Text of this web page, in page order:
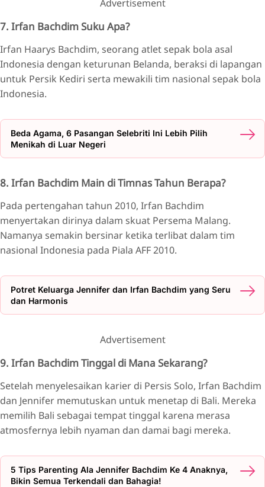
Advertisement
7. Irfan Bachdim Suku Apa?
Irfan Haarys Bachdim, seorang atlet sepak bola asal
Indonesia dengan keturunan Belanda, beraksi di lapangan
untuk Persik Kediri serta mewakili tim nasional sepak bola
Indonesia.
Beda Agama, 6 Pasangan Selebriti Ini Lebih Pilih
Menikah di Luar Negeri
8. Irfan Bachdim Main di Timnas Tahun Berapa?
Pada pertengahan tahun 2010, Irfan Bachdim
menyertakan dirinya dalam skuat Persema Malang.
Namanya semakin bersinar ketika terlibat dalam tim
nasional Indonesia pada Piala AFF 2010.
Potret Keluarga Jennifer dan Irfan Bachdim yang Seru
dan Harmonis
Advertisement
9. Irfan Bachdim Tinggal di Mana Sekarang?
Setelah menyelesaikan karier di Persis Solo, Irfan Bachdim
dan Jennifer memutuskan untuk menetap di Bali. Mereka
memilih Bali sebagai tempat tinggal karena merasa
atmosfernya lebih nyaman dan damai bagi mereka.
5 Tips Parenting Ala Jennifer Bachdim Ke 4 Anaknya,
Bikin Semua Terkendali dan Bahagia!